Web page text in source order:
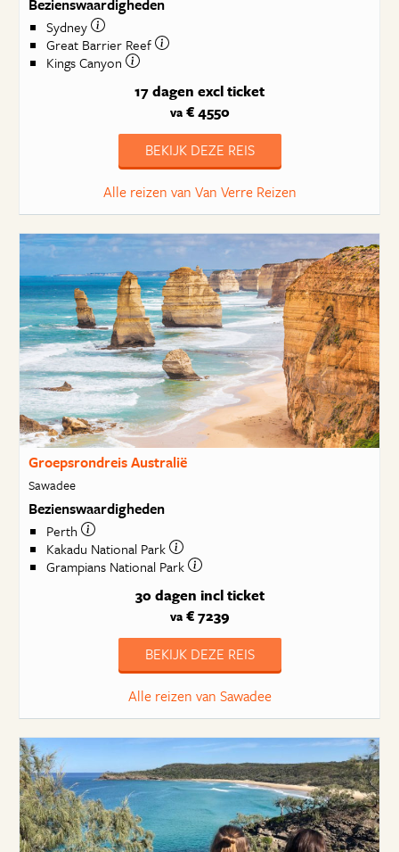
Sydney
Great Barrier Reef
Kings Canyon
17 dagen excl ticket
va€ 4550
BEKIJK DEZE REIS
Alle reizen van Van Verre Reizen
Groepsrondreis Australië
Sawadee
Bezienswaardigheden
Perth
Kakadu National Park
Grampians National Park
30 dagen incl ticket
va€ 7239
BEKIJK DEZE REIS
Alle reizen van Sawadee